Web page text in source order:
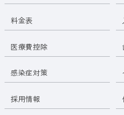
料金表
医療費控除
感染症対策
採用情報